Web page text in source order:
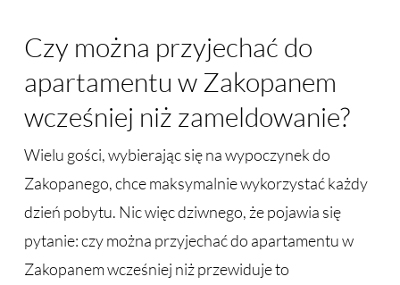
Czy można przyjechać do
apartamentu w Zakopanem
wcześniej niż zameldowanie?
Wielu gości, wybierając się na wypoczynek do
Zakopanego, chce maksymalnie wykorzystać każdy
dzień pobytu. Nic więc dziwnego, że pojawia się
pytanie: czy można przyjechać do apartamentu w
Zakopanem wcześniej niż przewiduje to